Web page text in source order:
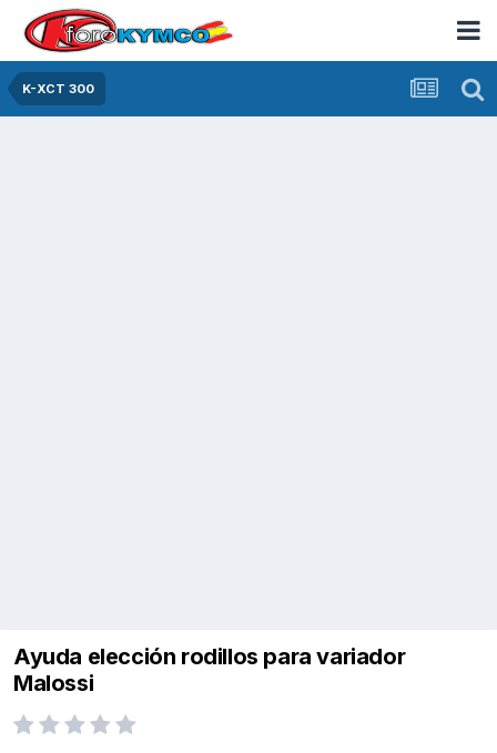
K-XCT 300
Ayuda elección rodillos para variador
Malossi